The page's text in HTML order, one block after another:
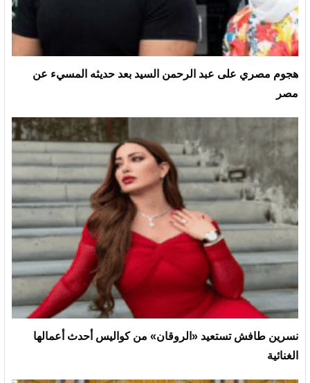
هجوم مصري على عبد الرحمن السيد بعد حديثه المسيء عن
مصر
نسرين طافش تستعيد «الروقان» من كواليس أحدث أعمالها
الغنائية